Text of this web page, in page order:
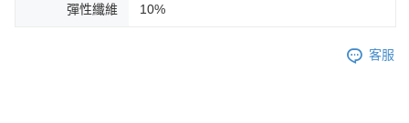
彈性纖維 10%
客服